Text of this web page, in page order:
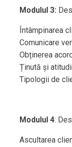
Modulul 3:
Întâmpinarea
Comunicare
Obținerea
Ținută și
Tipologii de
Modulul 4:
Ascultarea